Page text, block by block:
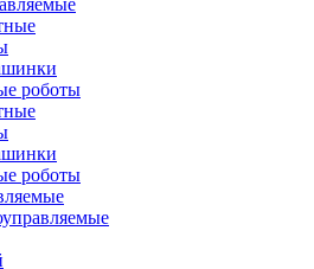
роботы
роботы